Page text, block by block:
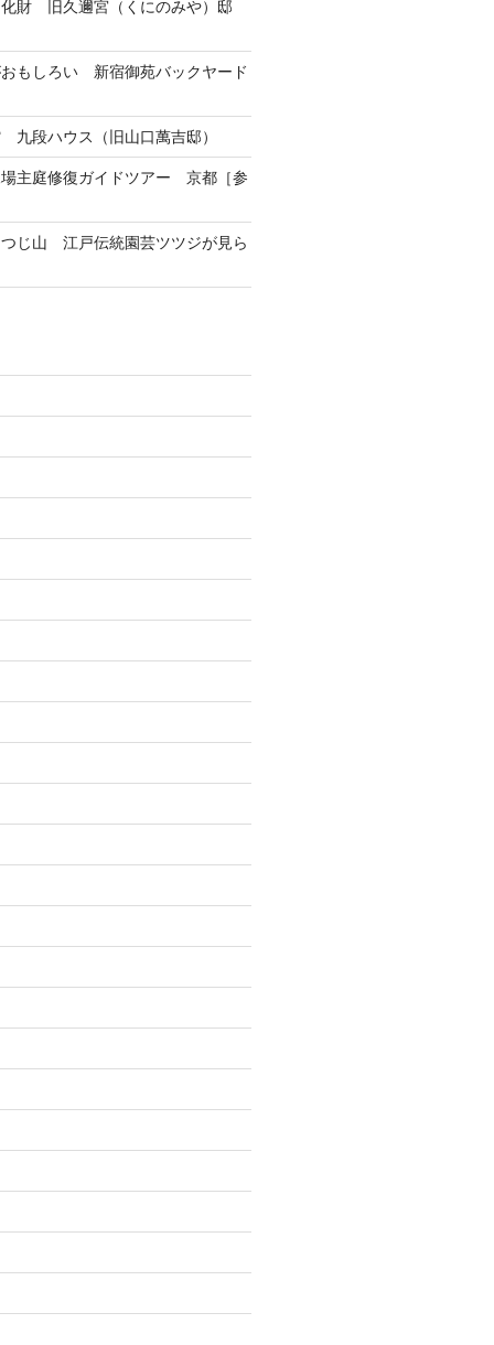
化財 旧久邇宮（くにのみや）邸
もしろい 新宿御苑バックヤード
九段ハウス（旧山口萬吉邸）
主庭修復ガイドツアー 京都［参
じ山 江戸伝統園芸ツツジが見ら